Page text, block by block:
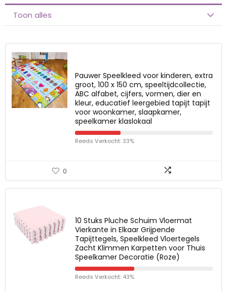
Toon alles
Pauwer Speelkleed voor kinderen, extra
groot, 100 x 150 cm, speeltijdcollectie,
ABC alfabet, cijfers, vormen, dier en
kleur, educatief leergebied tapijt tapijt
voor woonkamer, slaapkamer,
speelkamer klaslokaal
Reeds Verkocht: 33%
0
10 Stuks Pluche Schuim Vloermat
Vierkante in Elkaar Grijpende
Tapijttegels, Speelkleed Vloertegels
Zacht Klimmen Karpetten voor Thuis
Speelkamer Decoratie (Roze)
Reeds Verkocht: 43%